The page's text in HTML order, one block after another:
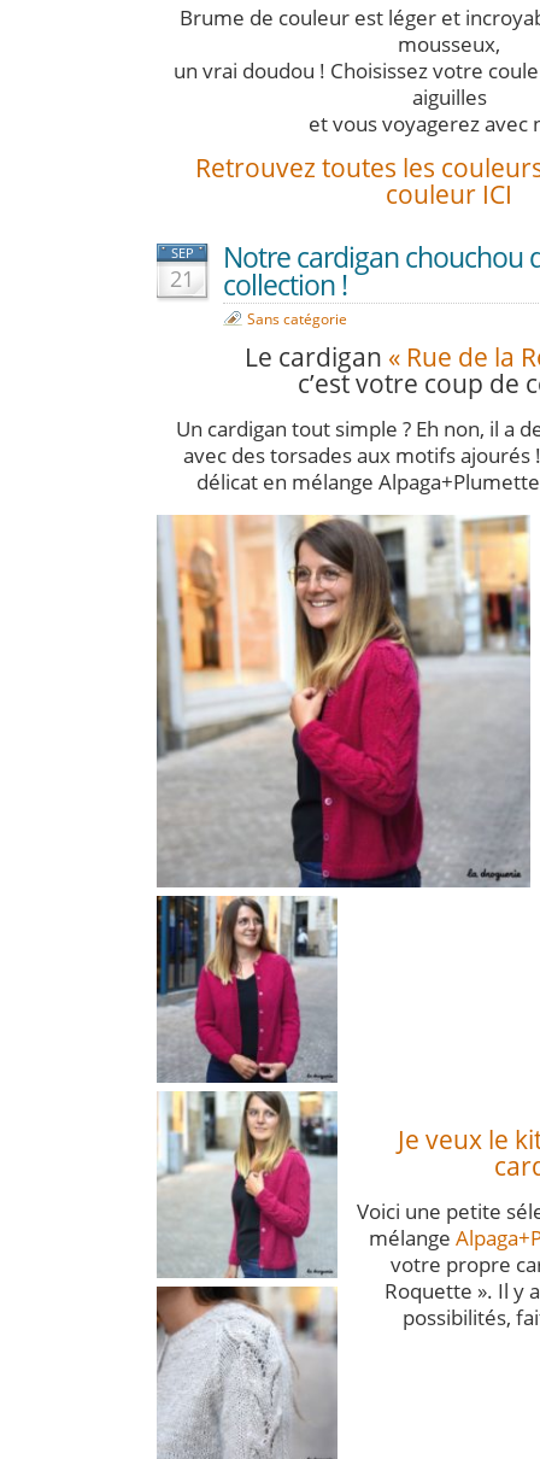
Brume de couleur est léger et
mousseux,
un vrai doudou ! Choisissez votre
aiguilles
et vous voyagerez avec
Retrouvez toutes les
couleur ICI
SEP
21
Notre cardigan chouchou
collection !
Sans catégorie
Le cardigan « Rue de la
c’est votre coup de
Un cardigan tout simple ? Eh non, il a
avec des torsades aux motifs ajourés
délicat en mélange
Je veux le
Voici une petite
mélange
votre propre
Roquette ». Il y
possibilités,